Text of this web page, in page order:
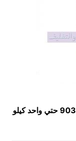
موديل 903 حتي واحد كيلو